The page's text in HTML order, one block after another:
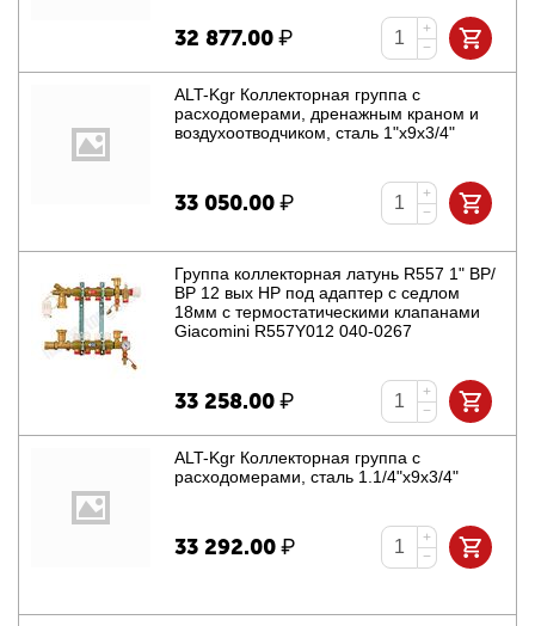
32 877.00₽
+
−
ALT-Kgr Коллекторная группа с
расходомерами, дренажным краном и
воздухоотводчиком, сталь 1"х9х3/4"
33 050.00₽
+
−
Группа коллекторная латунь R557 1" ВР/
ВР 12 вых НР под адаптер с седлом
18мм с термостатическими клапанами
Giacomini R557Y012 040-0267
33 258.00₽
+
−
ALT-Kgr Коллекторная группа с
расходомерами, сталь 1.1/4"х9х3/4"
33 292.00₽
+
−